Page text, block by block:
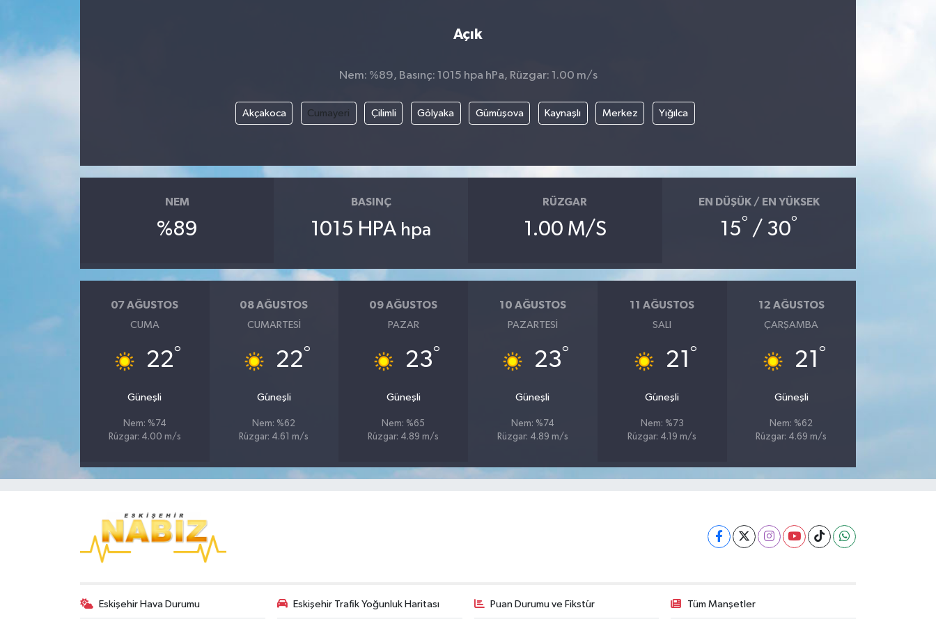
Açık
Nem: %89, Basınç: 1015 hpa hPa, Rüzgar: 1.00 m/s
Akçakoca Cumayeri Çilimli Gölyaka Gümüşova Kaynaşlı Merkez Yığılca
NEM
%89
BASINÇ
1015 HPA hpa
RÜZGAR
1.00 M/S
EN DÜŞÜK / EN YÜKSEK
15° / 30°
07 AĞUSTOS
CUMA
22°
Güneşli
Nem: %74
Rüzgar: 4.00 m/s
08 AĞUSTOS
CUMARTESI
22°
Güneşli
Nem: %62
Rüzgar: 4.61 m/s
09 AĞUSTOS
PAZAR
23°
Güneşli
Nem: %65
Rüzgar: 4.89 m/s
10 AĞUSTOS
PAZARTESI
23°
Güneşli
Nem: %74
Rüzgar: 4.89 m/s
11 AĞUSTOS
SALI
21 °
Güneşli
Nem: %73
Rüzgar: 4.19 m/s
12 AĞUSTOS
ÇARŞAMBA
21 °
Güneşli
Nem: %62
Rüzgar: 4.69 m/s
Eskişehir Hava Durumu Eskişehir Trafik Yoğunluk Haritası Puan Durumu ve Fikstür Tüm Manşetler
Kültür Sanat